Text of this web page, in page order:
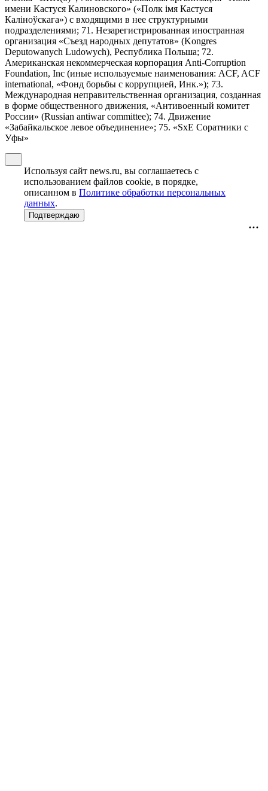
имени Кастуся Калиновского» («Полк iмя Кастуся
Калiноўскага») с входящими в нее структурными
подразделениями; 71. Незарегистрированная иностранная
организация «Съезд народных депутатов» (Kongres
Deputowanych Ludowych), Республика Польша; 72.
Американская некоммерческая корпорация Anti-Corruption
Foundation, Inc (иные используемые наименования: ACF, ACF
international, «Фонд борьбы с коррупцией, Инк.»); 73.
Международная неправительственная организация, созданная
в форме общественного движения, «Антивоенный комитет
России» (Russian antiwar committee); 74. Движение
«Забайкальское левое объединение»; 75. «SxE Соратники с
Уфы»
Используя сайт news.ru, вы соглашаетесь с
использованием файлов cookie, в порядке,
описанном в Политике обработки персональных
данных.
Подтверждаю